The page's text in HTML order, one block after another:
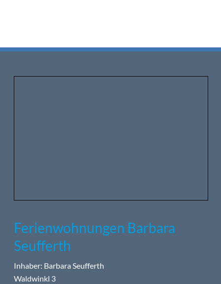
Ferienwohnungen Barbara
Seufferth
Inhaber: Barbara Seufferth
Waldwinkl 3